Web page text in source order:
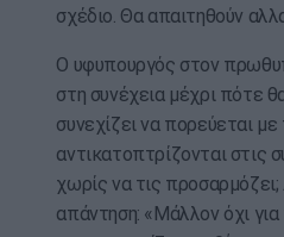
σχέδιο. Θα απαιτηθούν
Ο υφυπουργός στον
στη συνέχεια μέχρι πότε
συνεχίζει να πορεύεται
αντικατοπτρίζονται στις
χωρίς να τις προσαρμόζει;
απάντηση: «Μάλλον όχι